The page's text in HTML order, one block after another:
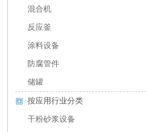
混合机
反应釜
涂料设备
防腐管件
储罐
按应用行业分类
干粉砂浆设备